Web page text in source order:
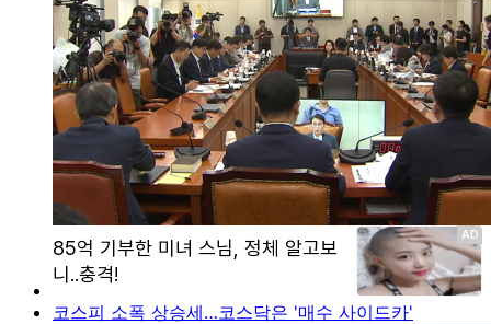
코스피 소폭 상승세…코스닥은 '매수 사이드카'